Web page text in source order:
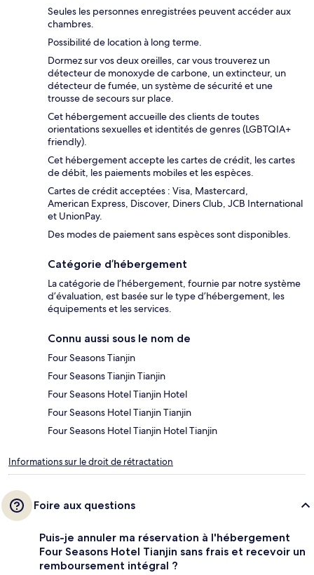
Seules les personnes enregistrées peuvent accéder aux
chambres.
Possibilité de location à long terme.
Dormez sur vos deux oreilles, car vous trouverez un
détecteur de monoxyde de carbone, un extincteur, un
détecteur de fumée, un système de sécurité et une
trousse de secours sur place.
Cet hébergement accueille des clients de toutes
orientations sexuelles et identités de genres (LGBTQIA+
friendly).
Cet hébergement accepte les cartes de crédit, les cartes
de débit, les paiements mobiles et les espèces.
Cartes de crédit acceptées : Visa, Mastercard,
American Express, Discover, Diners Club, JCB International
et UnionPay.
Des modes de paiement sans espèces sont disponibles.
Catégorie d’hébergement
La catégorie de l’hébergement, fournie par notre système
d’évaluation, est basée sur le type d’hébergement, les
équipements et les services.
Connu aussi sous le nom de
Four Seasons Tianjin
Four Seasons Tianjin Tianjin
Four Seasons Hotel Tianjin Hotel
Four Seasons Hotel Tianjin Tianjin
Four Seasons Hotel Tianjin Hotel Tianjin
Informations sur le droit de rétractation
Foire aux questions
Puis-je annuler ma réservation à l'hébergement
Four Seasons Hotel Tianjin sans frais et recevoir un
remboursement intégral ?